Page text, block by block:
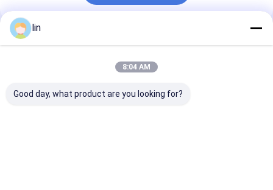
Rekomendasi Produk
lin
8:04 AM
Good day, what product are you looking for?